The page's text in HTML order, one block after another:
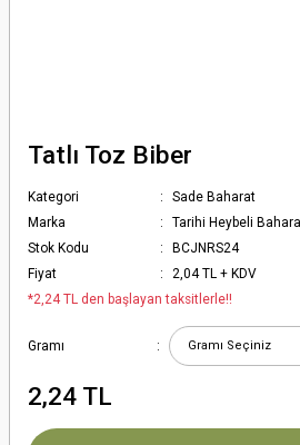
Tatlı Toz Biber
Kategori
Sade Baharat
Marka
Tarihi Heybeli
Stok Kodu
BCJNRS24
Fiyat
2,04 TL + KDV
*2,24 TL den başlayan taksitlerle!!
Gramı
2,24 TL